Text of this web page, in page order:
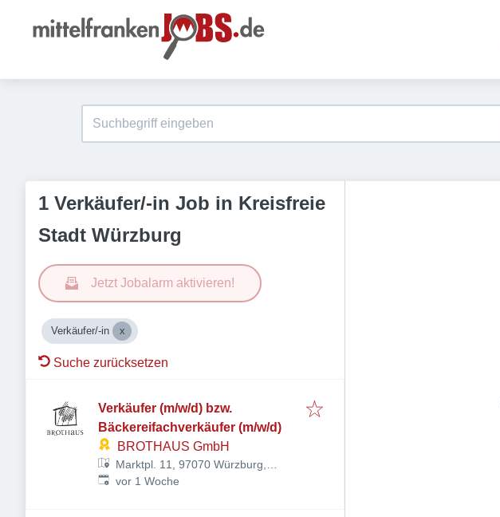
1 Verkäufer/-in Job in Kreisfreie
Stadt Würzburg
Jetzt Jobalarm aktivieren!
Verkäufer/-in
Suche zurücksetzen
Verkäufer (m/w/d) bzw.
Bäckereifachverkäufer (m/w/d)
BROTHAUS GmbH
Marktpl. 11, 97070 Würzburg,
Deutschland
Veröffentlicht:
vor 1 Woche